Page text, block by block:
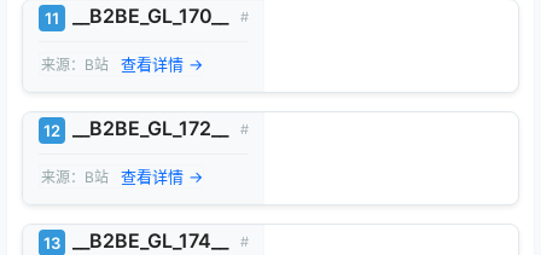
11 __B2BE_GL_170__ #
来源：B站 查看详情 →
12 __B2BE_GL_172__ #
来源：B站 查看详情 →
13 __B2BE_GL_174__ #